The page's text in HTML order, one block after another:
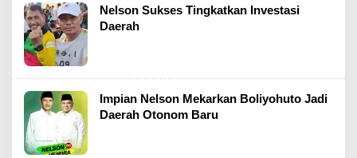
Nelson Sukses Tingkatkan Investasi
Daerah
Impian Nelson Mekarkan Boliyohuto Jadi
Daerah Otonom Baru